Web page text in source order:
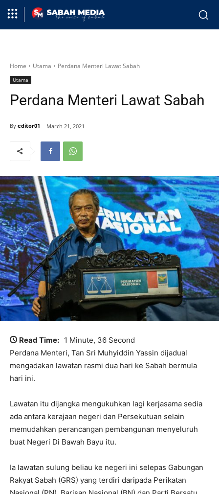
Home Utama Perdana Menteri Lawat Sabah
Utama
Perdana Menteri Lawat Sabah
By editor01 March 21, 2021
Read Time: 1 Minute, 36 Second
Perdana Menteri, Tan Sri Muhyiddin Yassin dijadual
mengadakan lawatan rasmi dua hari ke Sabah bermula
hari ini.
Lawatan itu dijangka mengukuhkan lagi kerjasama sedia
ada antara kerajaan negeri dan Persekutuan selain
memudahkan perancangan pembangunan menyeluruh
buat Negeri Di Bawah Bayu itu.
Ia lawatan sulung beliau ke negeri ini selepas Gabungan
Rakyat Sabah (GRS) yang terdiri daripada Perikatan